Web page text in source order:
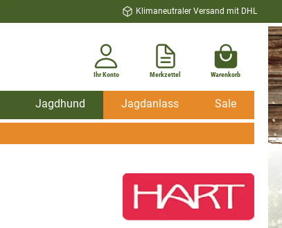
Klimaneutraler Versand mit DHL
Ihr Konto Merkzettel Warenkorb
Jagdhund Jagdanlass Sale